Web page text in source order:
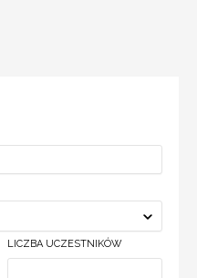
LICZBA UCZESTNIKÓW